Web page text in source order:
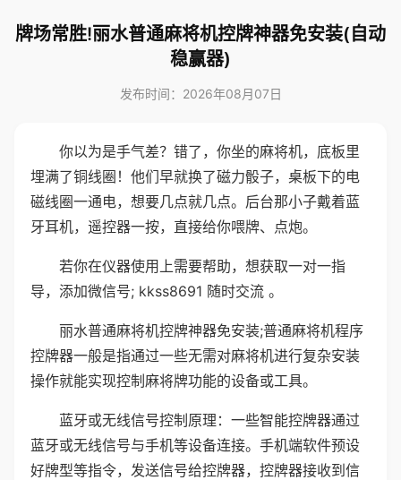
牌场常胜!丽水普通麻将机控牌神器免安装(自动
稳赢器)
发布时间：2026年08月07日
你以为是手气差？错了，你坐的麻将机，底板里
埋满了铜线圈！他们早就换了磁力骰子，桌板下的电
磁线圈一通电，想要几点就几点。后台那小子戴着蓝
牙耳机，遥控器一按，直接给你喂牌、点炮。
若你在仪器使用上需要帮助，想获取一对一指
导，添加微信号; kkss8691 随时交流 。
丽水普通麻将机控牌神器免安装;普通麻将机程序
控牌器一般是指通过一些无需对麻将机进行复杂安装
操作就能实现控制麻将牌功能的设备或工具。
蓝牙或无线信号控制原理：一些智能控牌器通过
蓝牙或无线信号与手机等设备连接。手机端软件预设
好牌型等指令，发送信号给控牌器，控牌器接收到信